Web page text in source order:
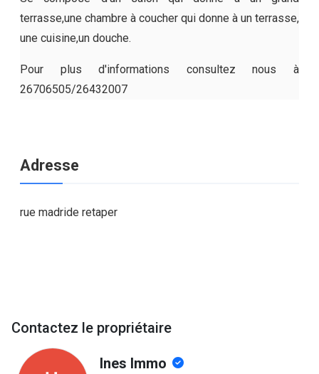
terrasse,une chambre à coucher qui donne à un terrasse,
une cuisine,un douche.
Pour plus d'informations consultez nous à
26706505/26432007
Adresse
rue madride retaper
Contactez le propriétaire
Ines Immo